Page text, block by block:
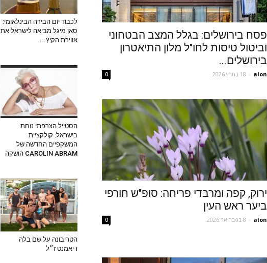
פסח בירושלים: בגלל המצב הבטחוני
וביטול טיסות לחו"ל מלון התיאטרון
בירושלים...
alon
- 18 במרץ 2026 0
ירוק, קפה ומרבדי פריחה: סופ"ש חורפי
ביער ראש העין
alon
- 8 בפברואר 2026 0
לכבוד יום הבירה הבינלאומי:
סאן מיגל מביאה לישראל את
אווירת הקיץ...
הסטייל הצרפתי נוחת
בישראל: קולקציית
המשקפיים החדשה של
CAROLIN ABRAM הושקה
הטריבונה על שם בלה
דיאמנט ז״ל